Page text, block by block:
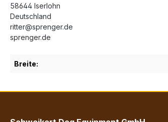
58644 Iserlohn
Deutschland
ritter@sprenger.de
sprenger.de
Breite: